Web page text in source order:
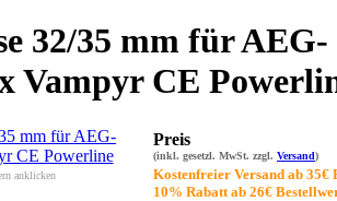
32/35 mm für AEG-
Vampyr CE
anklicken
Preis
(inkl. gesetzl. MwSt. zzgl. Versand)
Kostenfreier Versand ab 35€
10% Rabatt ab 26€